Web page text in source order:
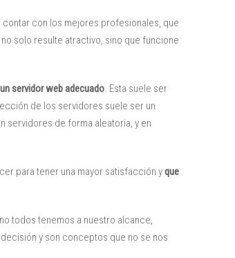
con los mejores profesionales, que
solo resulte atractivo, sino que funcione
servidorwebadecuado. Esta suele ser
de los servidores suele ser un
servidores de forma aleatoria, y en
para tener una mayor satisfacción yque
todos tenemos a nuestro alcance,
y son conceptos que no se nos